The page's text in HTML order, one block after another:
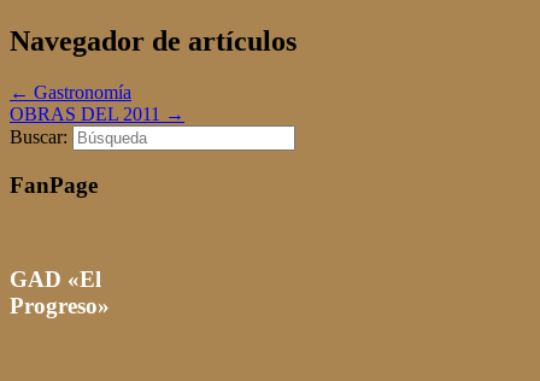
Navegador de artículos
← Gastronomía
OBRAS DEL 2011 →
Buscar:
FanPage
GAD «El
Progreso»